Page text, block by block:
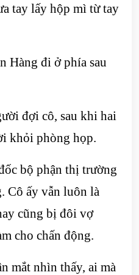
tay lấy hộp mì từ tay
Hàng đi ở phía sau
đợi cô, sau khi hai
khỏi phòng họp.
bộ phận thị trường
Cô ấy vẫn luôn là
cũng bị đôi vợ
cho chấn động.
mắt nhìn thấy, ai mà